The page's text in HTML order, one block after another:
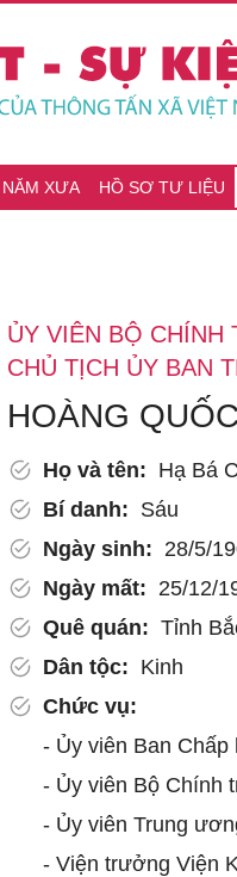
XƯA HỒ SƠ TƯ LIỆU
ỦY VIÊN BỘ CHÍNH
CHỦ TỊCH ỦY BAN
HOÀNG
Họ và tên: Hạ Bá
Bí danh: Sáu
Ngày sinh: 28/5/
Ngày mất: 25/12/
Quê quán: Tỉnh
Dân tộc: Kinh
Chức vụ:
- Ủy viên Ban
- Ủy viên Bộ Chính
- Ủy viên Trung
- Viện trưởng Viện